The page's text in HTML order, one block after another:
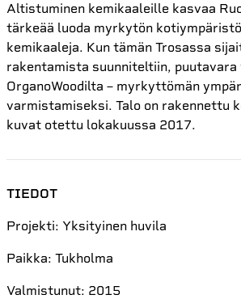
Altistuminen kemikaaleille kasvaa
tärkeää luoda myrkytön
kemikaaleja. Kun tämän Trosassa
rakentamista suunniteltiin,
OrganoWoodilta – myrkyttömän
varmistamiseksi. Talo on rakennettu
kuvat otettu lokakuussa 2017.
TIEDOT
Projekti: Yksityinen huvila
Paikka: Tukholma
Valmistunut: 2015